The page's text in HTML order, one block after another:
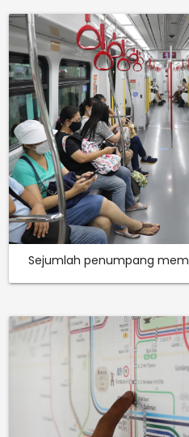
Sejumlah penumpang